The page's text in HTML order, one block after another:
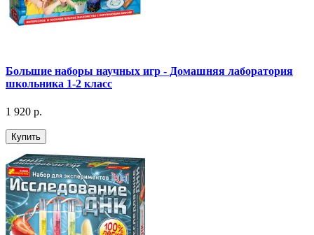
Большие наборы научных игр - Домашняя лаборатория
школьника 1-2 класс
1 920 р.
Купить